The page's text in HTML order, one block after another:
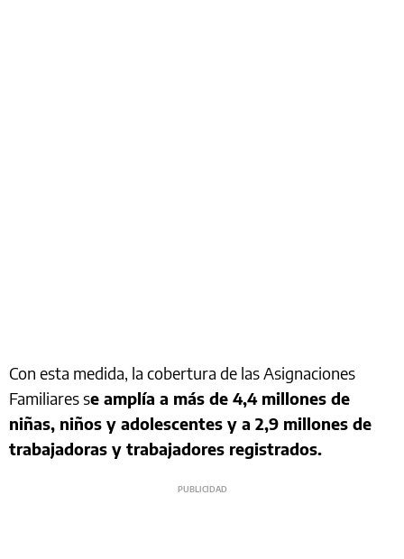
Con esta medida, la cobertura de las Asignaciones
Familiares se amplía a más de 4,4 millones de
niñas, niños y adolescentes y a 2,9 millones de
trabajadoras y trabajadores registrados.